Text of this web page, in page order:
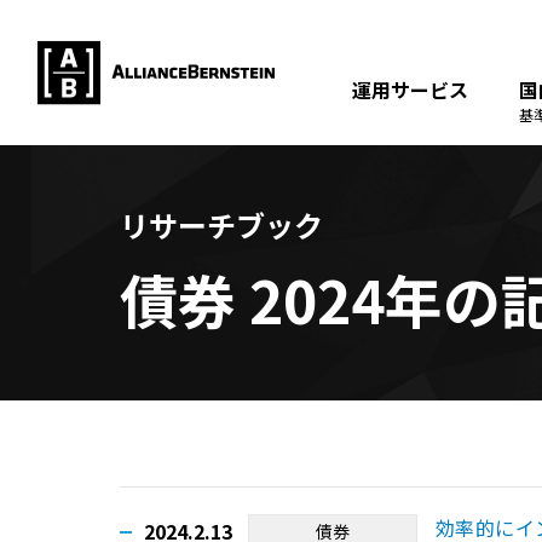
運用サービス
基
リサーチブック
債券 2024年の
2024.2.13 債券 効率的に